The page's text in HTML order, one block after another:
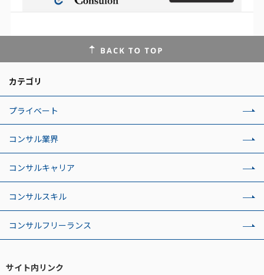
カテゴリ
プライベート
コンサル業界
コンサルキャリア
コンサルスキル
コンサルフリーランス
サイト内リンク